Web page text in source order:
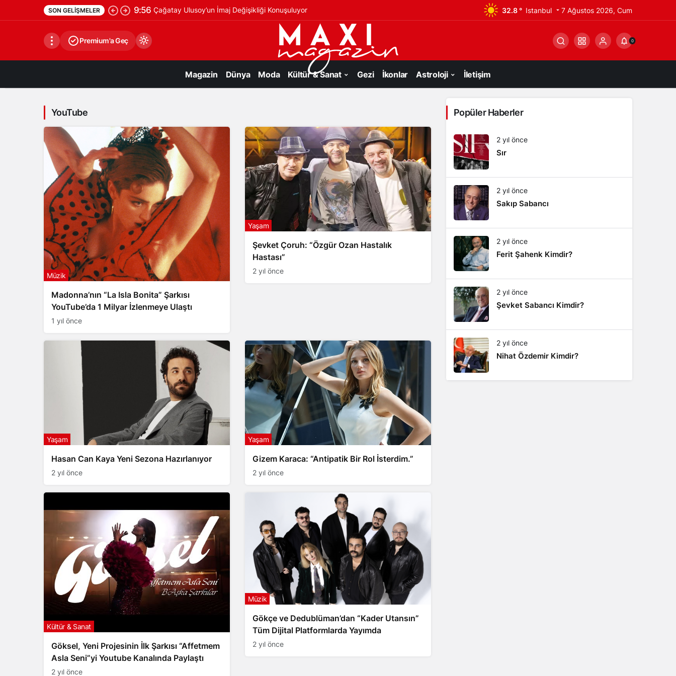
SON GELIŞMELER 9:56 Çağatay Ulusoy’un İmaj Değişikliği Konuşuluyor 32.8 ° Istanbul 7 Ağustos 2026, Cum
Premium'a Geç
Gündüz Modu
Gündüz modunu seçin.
Gece Modu
Gece modunu seçin.
Sistem Modu
Sistem modunu seçin.
0
Magazin Dünya Moda Kültür & Sanat Gezi İkonlar Astroloji İletişim
YouTube
Madonna’nın “La Isla Bonita” Şarkısı
YouTube’da 1 Milyar İzlenmeye Ulaştı
Müzik
1 yıl önce
Şevket Çoruh: “Özgür Ozan Hastalık
Hastası”
Yaşam
2 yıl önce
Hasan Can Kaya Yeni Sezona Hazırlanıyor
Yaşam
2 yıl önce
Gizem Karaca: “Antipatik Bir Rol İsterdim.”
Yaşam
2 yıl önce
Göksel, Yeni Projesinin İlk Şarkısı “Affetmem
Asla Seni”yi Youtube Kanalında Paylaştı
Kültür & Sanat
2 yıl önce
Gökçe ve Dedublüman’dan “Kader Utansın”
Tüm Dijital Platformlarda Yayımda
Müzik
2 yıl önce
Popüler Haberler
2 yıl önce
Sır
2 yıl önce
Sakıp Sabancı
2 yıl önce
Ferit Şahenk Kimdir?
2 yıl önce
Şevket Sabancı Kimdir?
2 yıl önce
Nihat Özdemir Kimdir?